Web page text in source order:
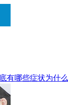
有哪些症状为什